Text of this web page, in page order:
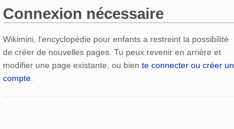
Connexion nécessaire
Wikimini, l’encyclopédie pour enfants a restreint la possibilité
de créer de nouvelles pages. Tu peux revenir en arrière et
modifier une page existante, ou bien te connecter ou créer un
compte.